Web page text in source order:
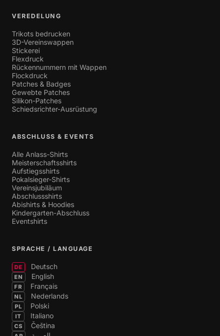
VEREDELUNG
Trikots bedrucken
3D-Vereinswappen
Stickerei
Flexdruck
Rückennummern mit Wappen
Flockdruck
Patches & Badges
Gewebte Patches
Silikon-Patches
Schiedsrichter-Ausrüstung
ABSCHLUSS & EVENTS
Alle Anlass-Shirts
Meisterschaftsshirts
Aufstiegsshirts
Pokalsieger-Shirts
Vereinsjubiläum
Abschlussshirts
Abishirts & Hoodies
Kindergarten-Abschluss
Eventshirts
SPRACHE / LANGUAGE
DE Deutsch
EN English
FR Français
NL Nederlands
PL Polski
IT Italiano
CS Čeština